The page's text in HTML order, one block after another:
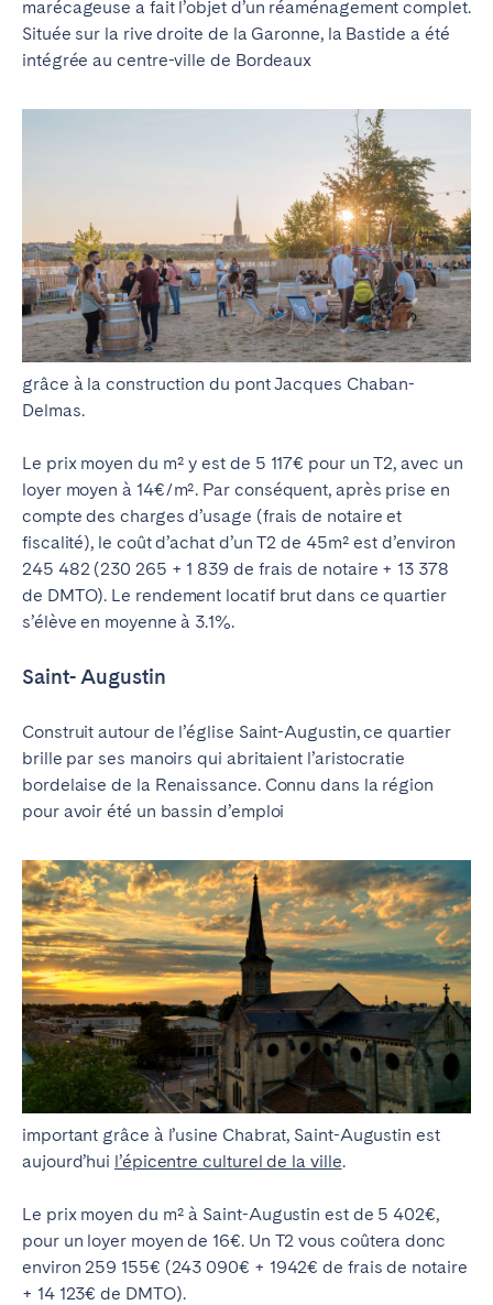
marécageuse a fait l’objet d’un réaménagement complet.
Située sur la rive droite de la Garonne, la Bastide a été
intégrée au centre-ville de Bordeaux
grâce à la construction du pont Jacques Chaban-
Delmas.
Le prix moyen du m² y est de 5 117€ pour un T2, avec un
loyer moyen à 14€/m². Par conséquent, après prise en
compte des charges d’usage (frais de notaire et
fiscalité), le coût d’achat d’un T2 de 45m² est d’environ
245 482 (230 265 + 1 839 de frais de notaire + 13 378
de DMTO). Le rendement locatif brut dans ce quartier
s’élève en moyenne à 3.1%.
Saint- Augustin
Construit autour de l’église Saint-Augustin, ce quartier
brille par ses manoirs qui abritaient l’aristocratie
bordelaise de la Renaissance. Connu dans la région
pour avoir été un bassin d’emploi
important grâce à l’usine Chabrat, Saint-Augustin est
aujourd’hui l’épicentre culturel de la ville.
Le prix moyen du m² à Saint-Augustin est de 5 402€,
pour un loyer moyen de 16€. Un T2 vous coûtera donc
environ 259 155€ (243 090€ + 1942€ de frais de notaire
+ 14 123€ de DMTO).